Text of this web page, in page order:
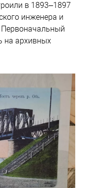
в 1893–1897
инженера и
на архивных